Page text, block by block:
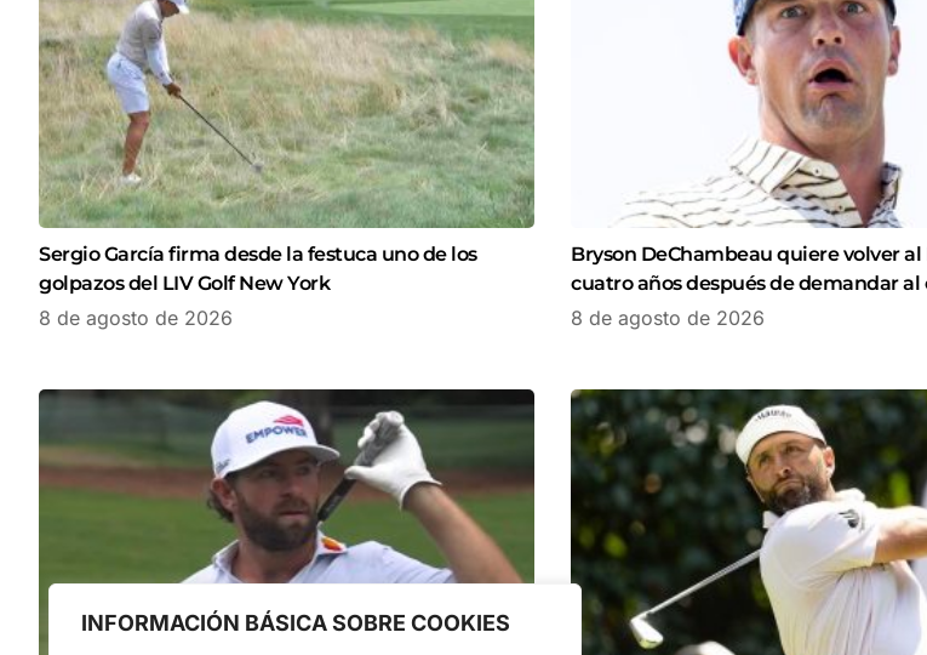
INFORMACIÓN BÁSICA SOBRE COOKIES
Sergio García firma desde la festuca uno de los
golpazos del LIV Golf New York
8 de agosto de 2026
Bryson DeChambeau quiere volver al
cuatro años después de demandar
8 de agosto de 2026